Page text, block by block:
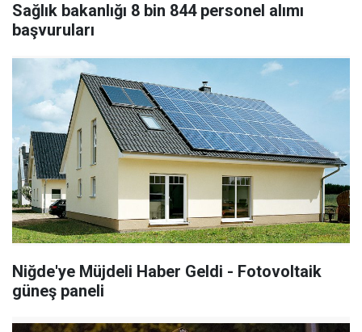
Sağlık bakanlığı 8 bin 844 personel alımı
başvuruları
Niğde'ye Müjdeli Haber Geldi - Fotovoltaik
güneş paneli